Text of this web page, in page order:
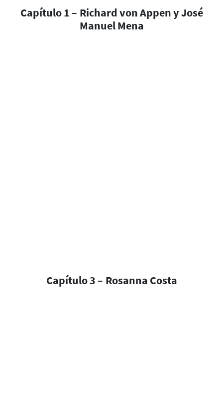
Capítulo 1 – Richard von Appen y José
Manuel Mena
Capítulo 3 – Rosanna Costa